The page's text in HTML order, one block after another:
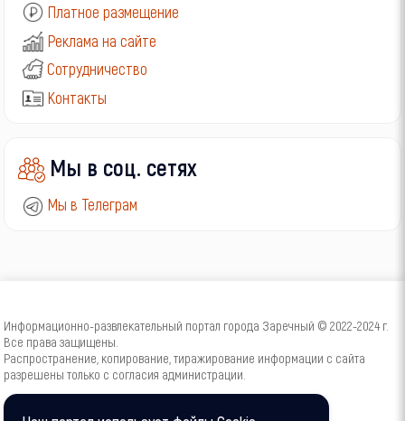
Платное размещение
Реклама на сайте
Сотрудничество
Контакты
Мы в соц. сетях
Мы в Телеграм
Информационно-развлекательный портал города Заречный © 2022-2024 г.
Все права защищены.
Распространение, копирование, тиражирование информации с сайта
разрешены только с согласия администрации.